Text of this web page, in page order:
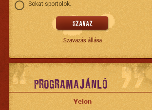
Sokat sportolok.
Szavazás állása
PROGRAMAJÁNLÓ
Yelon